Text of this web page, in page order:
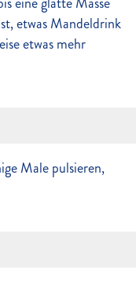
etwas Mandeldrink
etwas mehr
Male pulsieren,